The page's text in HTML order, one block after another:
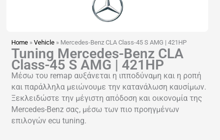
Home »Vehicle » Mercedes-Benz CLA Class-45 S AMG | 421HP
Tuning Mercedes-Benz CLA
Class-45 S AMG | 421HP
Μέσω του remap αυξάνεται η ιπποδύναμη και η ροπή
και παράλληλα μειώνουμε την κατανάλωση καυσίμων.
Ξεκλειδώστε την μέγιστη απόδοση και οικονομία της
Mercedes-Benz σας, μέσω των πιο προηγμένων
επιλογών ecu tuning.